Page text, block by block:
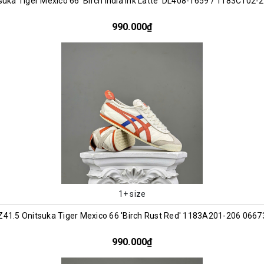
990.000₫
1+ size
Onitsuka Tiger Mexico 66 'Birch Rust Red' 1183A201-206
990.000₫